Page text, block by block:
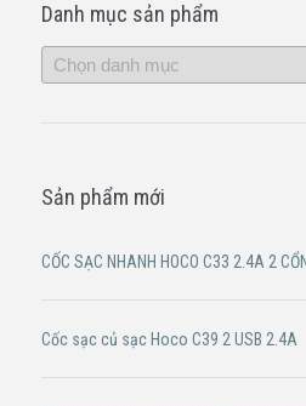
Danh mục sản phẩm
Sản phẩm mới
CỐC SẠC NHANH HOCO C33 2.4A 2
Cốc sạc củ sạc Hoco C39 2 USB 2.4A